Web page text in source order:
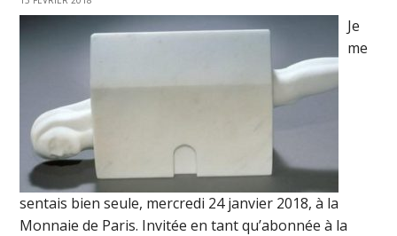
Je
me
sentais bien seule, mercredi 24 janvier 2018, à la
Monnaie de Paris. Invitée en tant qu’abonnée à la